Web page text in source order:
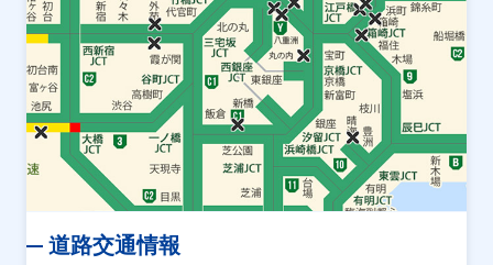
道路交通情報